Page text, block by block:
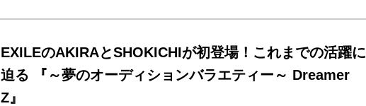
EXILEのAKIRAとSHOKICHIが初登場！これまでの活躍に
迫る 『～夢のオーディションバラエティー～ Dreamer
Z』